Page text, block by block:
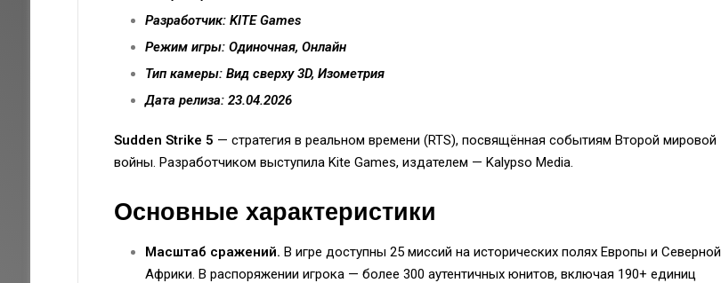
Разработчик: KITE Games
Режим игры: Одиночная, Онлайн
Тип камеры: Вид сверху 3D, Изометрия
Дата релиза: 23.04.2026
Sudden Strike 5 — стратегия в реальном времени (RTS), посвящённая событиям Второй мировой
войны. Разработчиком выступила Kite Games, издателем — Kalypso Media.
Основные характеристики
Масштаб сражений. В игре доступны 25 миссий на исторических полях Европы и Северной
Африки. В распоряжении игрока — более 300 аутентичных юнитов, включая 190+ единиц